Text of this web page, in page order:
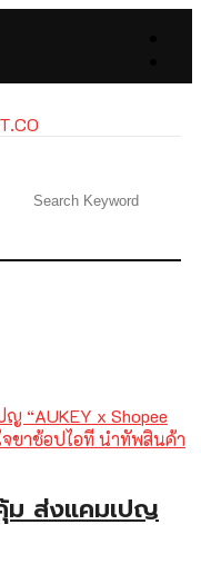
ม ส่งแคมเปญ